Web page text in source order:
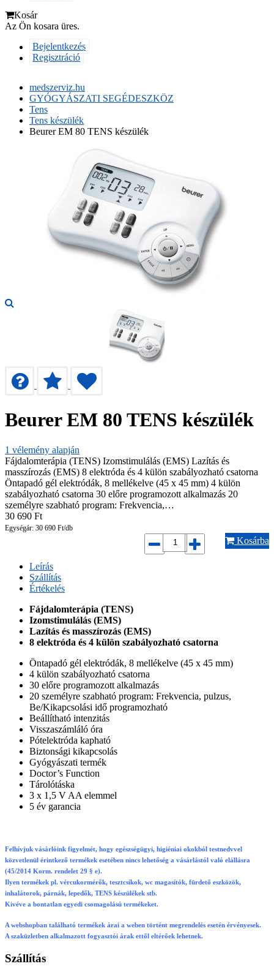
Kosár
Az Ön kosara üres.
Bejelentkezés
Regisztráció
medszerviz.hu
GYÓGYÁSZATI SEGÉDESZKÖZ
Tens
Tens készülék
Beurer EM 80 TENS készülék
Beurer EM 80 TENS készülék
1 vélemény alapján
Fájdalomterápia (TENS) Izomstimulálás (EMS) Lazítás és
masszírozás (EMS) 8 elektróda és 4 külön szabályozható csatorna
Öntapadó gél elektródák, 8 mellékelve (45 x 45 mm) 4 külön
szabályozható csatorna 30 előre programozott alkalmazás 20
személyre szabható program: Frekvencia,…
30 690 Ft
Egységár: 30 690 Ft/db
Kosárba
Leírás
Szállítás
Értékelés
Fájdalomterápia (TENS)
Izomstimulálás (EMS)
Lazítás és masszírozás (EMS)
8 elektróda és 4 külön szabályozható csatorna
Öntapadó gél elektródák, 8 mellékelve (45 x 45 mm)
4 külön szabályozható csatorna
30 előre programozott alkalmazás
20 személyre szabható program: Frekvencia, pulzus,
Be/Kikapcsolási idő programozható
Beállítható intenzitás
Visszaszámláló óra
Pótelektróda kapható
Biztonsági kikapcsolás
Gyógyászati termék
Doctor’s Function
Tárolótáska
3 x 1,5 V AA elemmel
5 év garancia
Felhívjuk vásárlóink figyelmét, hogy egészségügyi, higiéniai okokból testnedvvel
közvetlenül érintkező termékek esetében nincs lehetőség a vásárlástól való elállásra
(45/2014 Korm. rendelet 29 § e).
Ilyen termékek pl. vércukormérők, tesztcsíkok, wc magasítók, fürdető eszközök,
inhalátorok, párnák, lepedők, TENS készülékek stb.
Kivéve a bontatlan egyedi csomagolású termékeket.
A webshopban található termékek árai a weben történt megrendelés esetén érvényesek.
A szaküzletben alkalmazott fogyasztói árak ettől eltérőek lehetnek.
Szállítás